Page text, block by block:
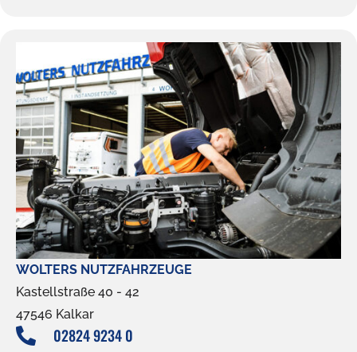
WOLTERS NUTZFAHRZEUGE
Kastellstraße 40 - 42
47546 Kalkar
 02824 9234 0